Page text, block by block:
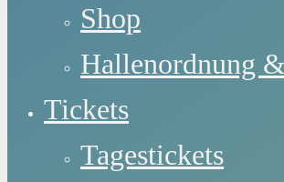
Shop
Hallenordnung
Tickets
Tagestickets